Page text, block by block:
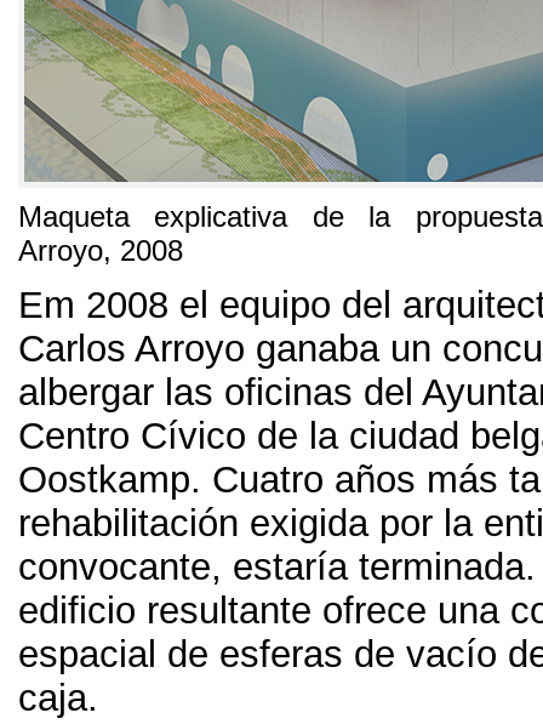
Maqueta explicativa de la
Arroyo, 2008
Em 2008 el equipo del
Carlos Arroyo ganaba un
albergar las oficinas del
Centro Cívico de la ciudad
Oostkamp. Cuatro años más
rehabilitación exigida por la
convocante, estaría terminada
edificio resultante ofrece una
espacial de esferas de vacío
caja.